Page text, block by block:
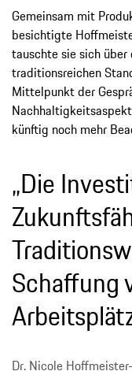
Gemeinsam mit
besichtigte
tauschte sie sich
traditionsreichen
Mittelpunkt der
künftig noch mehr
„Die
Schaffung
Dr. Nicole